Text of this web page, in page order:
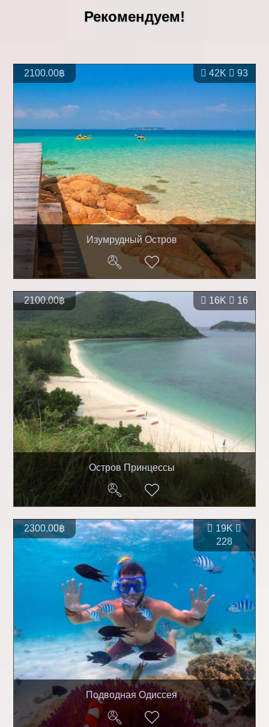
Рекомендуем!
42K 93
2100.00฿
Изумрудный Остров
16K 16
2100.00฿
Остров Принцессы
19K
228
2300.00฿
Подводная Одиссея